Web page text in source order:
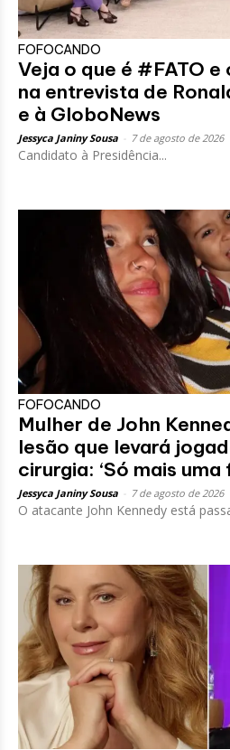
FOFOCANDO
Veja o que é #FATO e
na entrevista de
e à GloboNews
Jessyca Janiny Sousa 7 de agosto de 2026
Candidato à Presidência...
FOFOCANDO
Mulher de John
lesão que levará
cirurgia: ‘Só mais uma
Jessyca Janiny Sousa 7 de agosto de 2026
O atacante John Kennedy está